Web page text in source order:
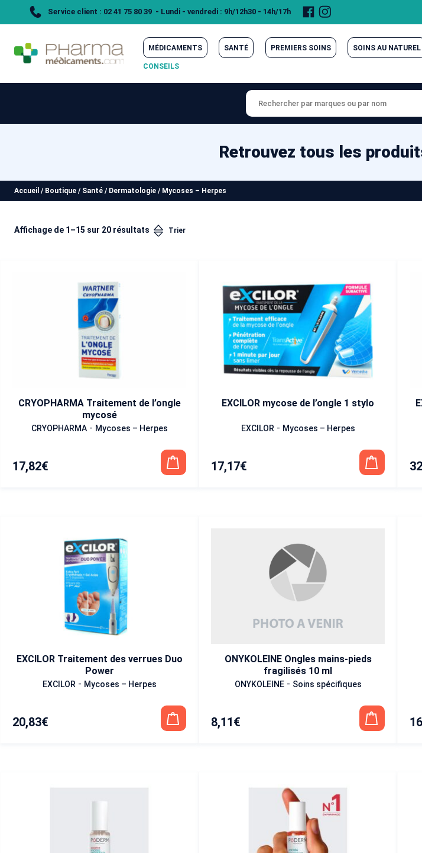
Service client : 02 41 75 80 39 - Lundi - vendredi : 9h/12h30 - 14h/17h
Page
Facebook
Instagram
MÉDICAMENTS SANTÉ PREMIERS SOINS SOINS AU NATUREL
CONSEILS
Retrouvez tous les
Accueil / Boutique / Santé / Dermatologie / Mycoses – Herpes
Affichage de 1–15 sur 20 résultats
CRYOPHARMA Traitement de l’ongle
mycosé
CRYOPHARMA - Mycoses – Herpes
17,82€
EXCILOR mycose de l’ongle 1 stylo
EXCILOR - Mycoses – Herpes
17,17€
EXCILOR Traitement des verrues Duo
Power
EXCILOR - Mycoses – Herpes
20,83€
ONYKOLEINE Ongles mains-pieds
fragilisés 10 ml
ONYKOLEINE - Soins spécifiques
8,11€